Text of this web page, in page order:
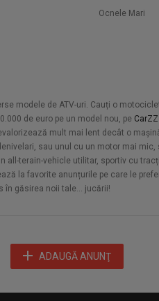
Ocnele Mari
modele de ATV-uri. Cauți o
de euro pe un model nou, pe
mult mai lent decât o
sau unul cu un motor mai
terain-vehicle utilitar, sportiv cu
la favorite anunțurile pe care le
în găsirea noii tale... jucării!
ADAUGĂ ANUNŢ